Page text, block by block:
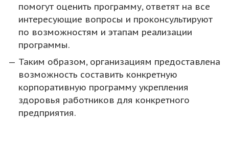
помогут оценить программу, ответят на все
интересующие вопросы и проконсультируют
по возможностям и этапам реализации
программы.
Таким образом, организациям предоставлена
возможность составить конкретную
корпоративную программу укрепления
здоровья работников для конкретного
предприятия.